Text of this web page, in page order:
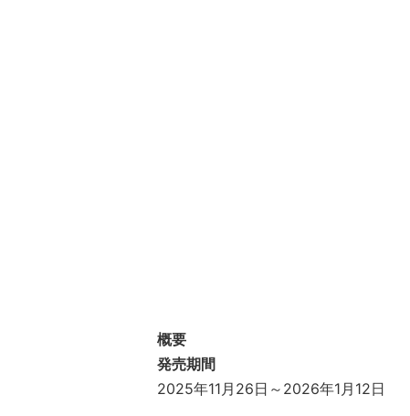
概要
発売期間
2025年11月26日～2026年1月12日